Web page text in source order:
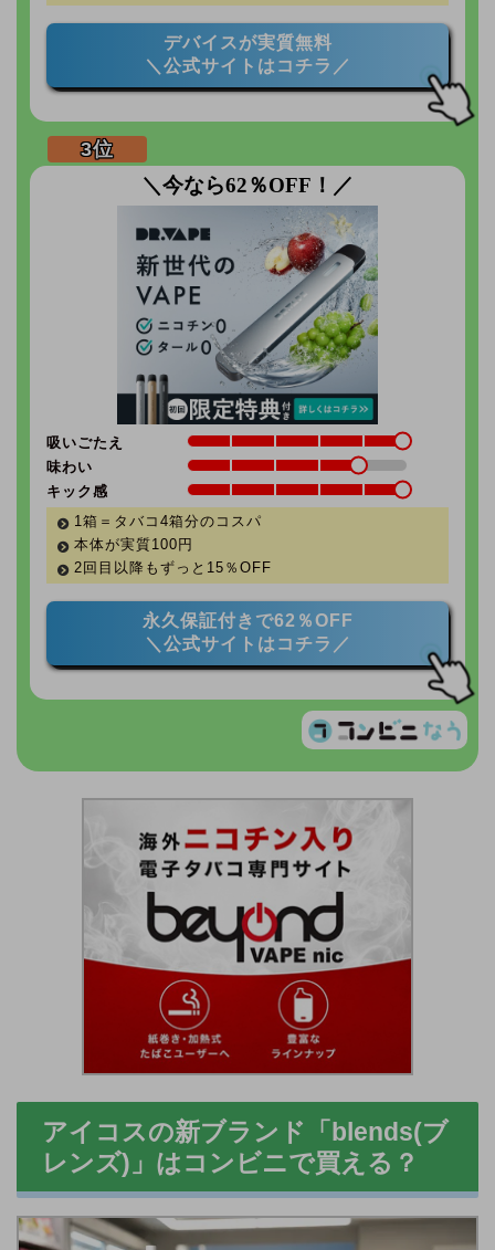
デバイスが実質無料
＼公式サイトはコチラ／
＼今なら62％OFF！／
吸いごたえ
味わい
キック感
1箱＝タバコ4箱分のコスパ
本体が実質100円
2回目以降もずっと 15％ OFF
永久保証付きで62％OFF
＼公式サイトはコチラ／
アイコスの新ブランド「blends(ブ
レンズ)」はコンビニで買える？